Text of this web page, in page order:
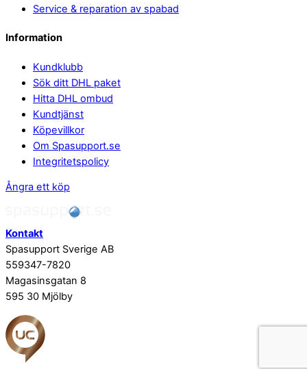
Service & reparation av spabad
Information
Kundklubb
Sök ditt DHL paket
Hitta DHL ombud
Kundtjänst
Köpevillkor
Om Spasupport.se
Integritetspolicy
Ångra ett köp
Kontakt
Spasupport Sverige AB
559347-7820
Magasinsgatan 8
595 30 Mjölby